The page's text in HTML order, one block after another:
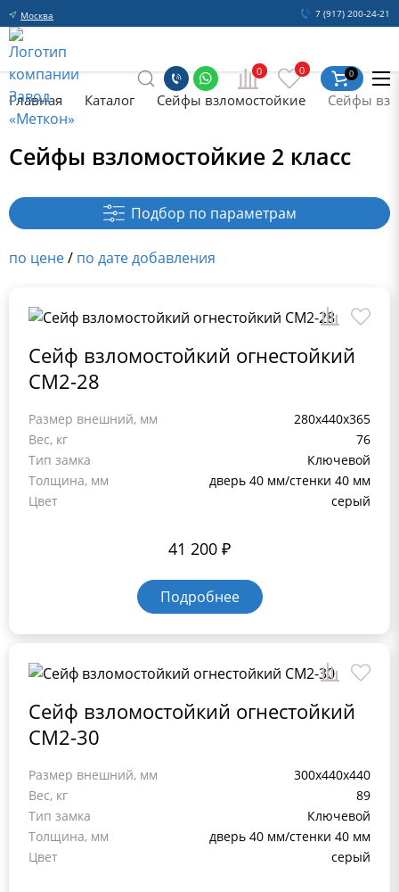
Москва 7 (917) 200-24-21
0 0 0
Главная Каталог Сейфы взломостойкие Сейфы
Сейфы взломостойкие 2 класс
Подбор по параметрам
по цене/ по дате добавления
Сейф взломостойкий огнестойкий
СМ2-28
Размер внешний, мм
280x440x365
Вес, кг
76
Тип замка
Ключевой
Толщина, мм
дверь 40 мм/стенки 40 мм
Цвет
серый
41 200 ₽
Подробнее
Сейф взломостойкий огнестойкий
СМ2-30
Размер внешний, мм
300x440x440
Вес, кг
89
Тип замка
Ключевой
Толщина, мм
дверь 40 мм/стенки 40 мм
Цвет
серый